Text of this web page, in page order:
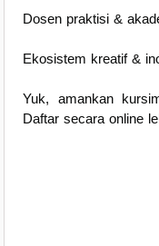
Dosen praktisi &
Ekosistem kreatif &
Yuk, amankan
Daftar secara online